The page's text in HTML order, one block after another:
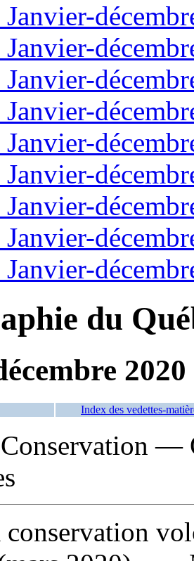
du
2020
Index des vedettes-
—